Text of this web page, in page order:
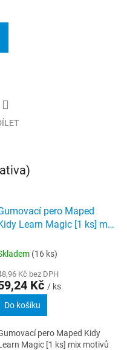
pero Maped
Learn Magic [1 ks] mix
(16 ks)
Kč bez DPH
Kč / ks
Do košíku
pero Maped Kidy
Magic [1 ks] mix motivů